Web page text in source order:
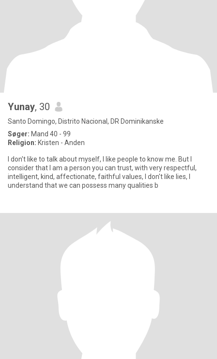
Yunay, 30
Santo Domingo, Distrito Nacional, DR Dominikanske
Søger: Mand 40 - 99
Religion: Kristen - Anden
I don't like to talk about myself, I like people to know me. But I
consider that I am a person you can trust, with very respectful,
intelligent, kind, affectionate, faithful values, I don't like lies, I
understand that we can possess many qualities b